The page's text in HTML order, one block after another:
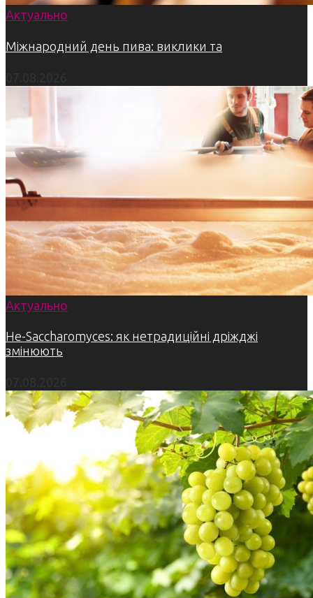
Актуально
Міжнародний день пива: виклики та
Актуально
Не-Saccharomyces: як нетрадиційні дріжджі
змінюють